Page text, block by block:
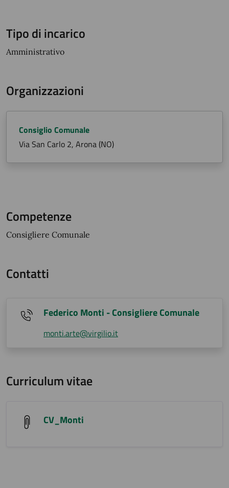
Tipo di incarico
Amministrativo
Organizzazioni
Consiglio Comunale
Via San Carlo 2, Arona (NO)
Competenze
Consigliere Comunale
Contatti
Federico Monti - Consigliere Comunale
monti.arte@virgilio.it
Curriculum vitae
CV_Monti